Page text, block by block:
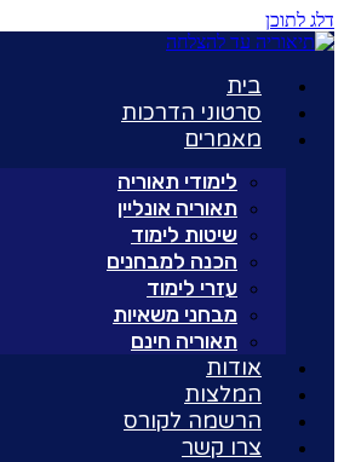
דלג לתוכן
בית
סרטוני הדרכות
מאמרים
לימודי תאוריה
תאוריה אונליין
שיטות לימוד
הכנה למבחנים
עזרי לימוד
מבחני משאיות
תאוריה חינם
אודות
המלצות
הרשמה לקורס
צרו קשר